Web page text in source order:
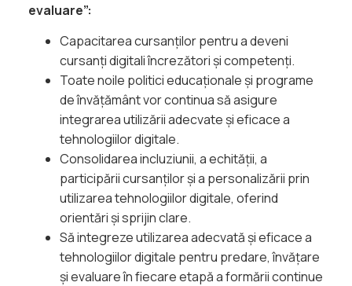
evaluare”:
Capacitarea cursanților pentru a deveni
cursanți digitali încrezători și competenți.
Toate noile politici educaționale și programe
de învățământ vor continua să asigure
integrarea utilizării adecvate și eficace a
tehnologiilor digitale.
Consolidarea incluziunii, a echității, a
participării cursanților și a personalizării prin
utilizarea tehnologiilor digitale, oferind
orientări și sprijin clare.
Să integreze utilizarea adecvată și eficace a
tehnologiilor digitale pentru predare, învățare
și evaluare în fiecare etapă a formării continue